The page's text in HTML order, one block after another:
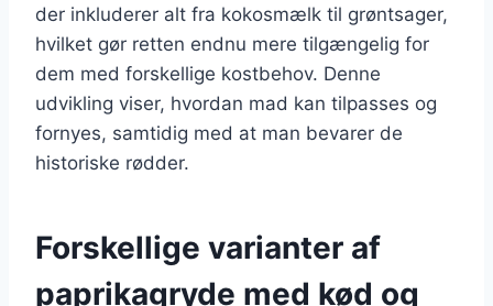
der inkluderer alt fra kokosmælk til grøntsager,
hvilket gør retten endnu mere tilgængelig for
dem med forskellige kostbehov. Denne
udvikling viser, hvordan mad kan tilpasses og
fornyes, samtidig med at man bevarer de
historiske rødder.
Forskellige varianter af
paprikagryde med kød og